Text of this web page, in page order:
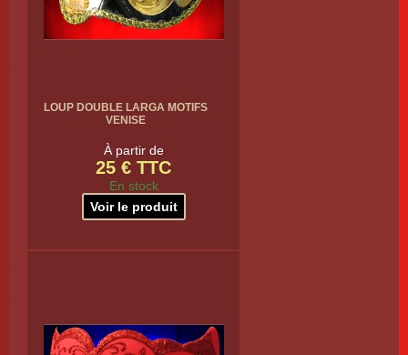
LOUP DOUBLE LARGA MOTIFS
VENISE
À partir de
25 € TTC
En stock
Voir le produit